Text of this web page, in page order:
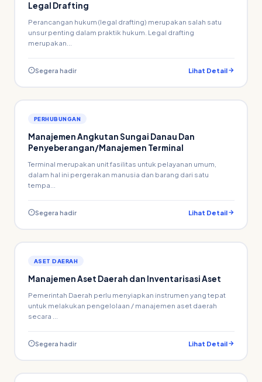
Legal Drafting
Perancangan hukum (legal drafting) merupakan salah satu
unsur penting dalam praktik hukum. Legal drafting
merupakan...
Segera hadir Lihat Detail
PERHUBUNGAN
Manajemen Angkutan Sungai Danau Dan
Penyeberangan/Manajemen Terminal
Terminal merupakan unit fasilitas untuk pelayanan umum,
dalam hal ini pergerakan manusia dan barang dari satu
tempa...
Segera hadir Lihat Detail
ASET DAERAH
Manajemen Aset Daerah dan Inventarisasi Aset
Pemerintah Daerah perlu menyiapkan instrumen yang tepat
untuk melakukan pengelolaan / manajemen aset daerah
secara ...
Segera hadir Lihat Detail